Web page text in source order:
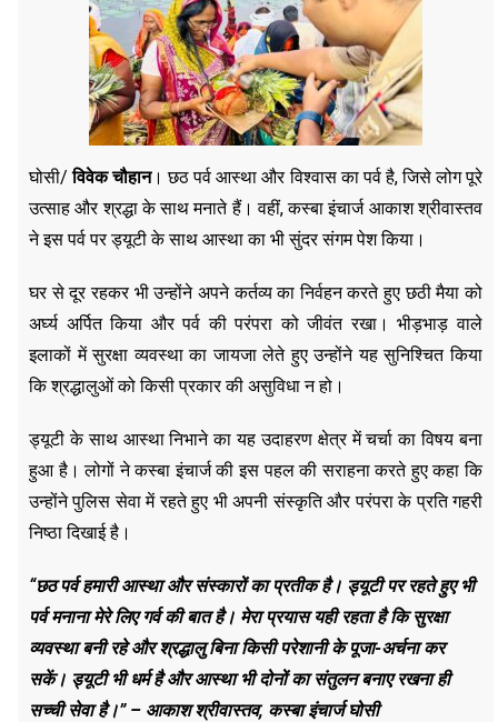
घोसी/विवेक चौहान। छठ पर्व आस्था और विश्वास का पर्व है, जिसे लोग पूरे
उत्साह और श्रद्धा के साथ मनाते हैं। वहीं, कस्बा इंचार्ज आकाश श्रीवास्तव
ने इस पर्व पर ड्यूटी के साथ आस्था का भी सुंदर संगम पेश किया।
घर से दूर रहकर भी उन्होंने अपने कर्तव्य का निर्वहन करते हुए छठी मैया को
अर्घ्य अर्पित किया और पर्व की परंपरा को जीवंत रखा। भीड़भाड़ वाले
इलाकों में सुरक्षा व्यवस्था का जायजा लेते हुए उन्होंने यह सुनिश्चित किया
कि श्रद्धालुओं को किसी प्रकार की असुविधा न हो।
ड्यूटी के साथ आस्था निभाने का यह उदाहरण क्षेत्र में चर्चा का विषय बना
हुआ है। लोगों ने कस्बा इंचार्ज की इस पहल की सराहना करते हुए कहा कि
उन्होंने पुलिस सेवा में रहते हुए भी अपनी संस्कृति और परंपरा के प्रति गहरी
निष्ठा दिखाई है।
“छठ पर्व हमारी आस्था और संस्कारों का प्रतीक है। ड्यूटी पर रहते हुए भी
पर्व मनाना मेरे लिए गर्व की बात है। मेरा प्रयास यही रहता है कि सुरक्षा
व्यवस्था बनी रहे और श्रद्धालु बिना किसी परेशानी के पूजा-अर्चना कर
सकें। ड्यूटी भी धर्म है और आस्था भी दोनों का संतुलन बनाए रखना ही
सच्ची सेवा है।” – आकाश श्रीवास्तव, कस्बा इंचार्ज घोसी